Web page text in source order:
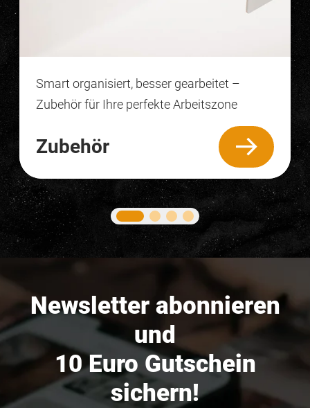
Smart organisiert, besser gearbeitet –
Zubehör für Ihre perfekte Arbeitszone
Zubehör
Newsletter abonnieren
und
10 Euro Gutschein
sichern!